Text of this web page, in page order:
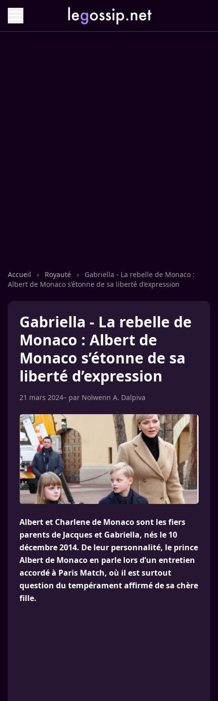
Accueil › Royauté ›
Gabriella - La rebelle de Monaco :
Albert de Monaco s’étonne de sa liberté d’expression
Gabriella - La rebelle de
Monaco : Albert de
Monaco s’étonne de sa
liberté d’expression
21 mars 2024– par Nolwenn A. Dalpiva
Albert et Charlene de Monaco sont les fiers
parents de Jacques et Gabriella, nés le 10
décembre 2014. De leur personnalité, le prince
Albert de Monaco en parle lors d’un entretien
accordé à Paris Match, où il est surtout
question du tempérament affirmé de sa chère
fille.